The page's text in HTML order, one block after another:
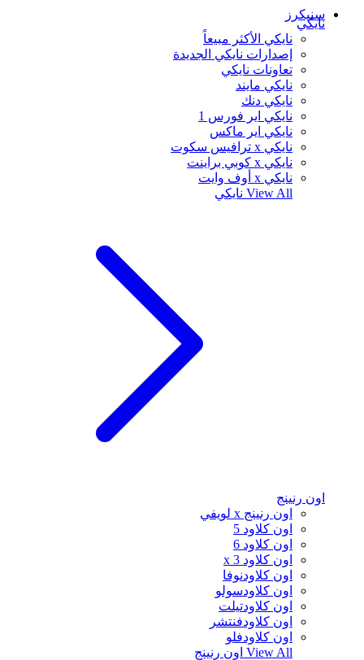
سنيكرز
نايكي
نايكي الأكثر مبيعاً
إصدارات نايكي الجديدة
تعاونات نايكي
نايكي مايند
نايكي دنك
نايكي اير فورس 1
نايكي اير ماكس
نايكي x ترافيس سكوت
نايكي x كوبي براينت
نايكي x أوف وايت
View All نايكي
اون رنينج
اون رنينج x لويفي
اون كلاود 5
اون كلاود 6
اون كلاود x 3
اون كلاودنوفا
اون كلاودسولو
اون كلاودتيلت
اون كلاودفنتشر
اون كلاودفلو
View All اون رنينج